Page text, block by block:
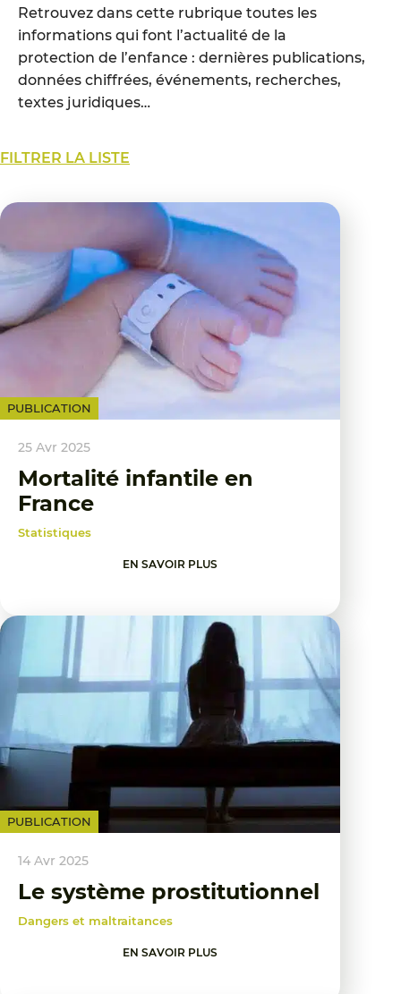
Retrouvez dans cette rubrique toutes les
informations qui font l’actualité de la
protection de l’enfance : dernières publications,
données chiffrées, événements, recherches,
textes juridiques…
FILTRER LA LISTE
PUBLICATION
25 Avr 2025
Mortalité infantile en
France
Statistiques
EN SAVOIR PLUS
PUBLICATION
14 Avr 2025
Le système prostitutionnel
Dangers et maltraitances
EN SAVOIR PLUS